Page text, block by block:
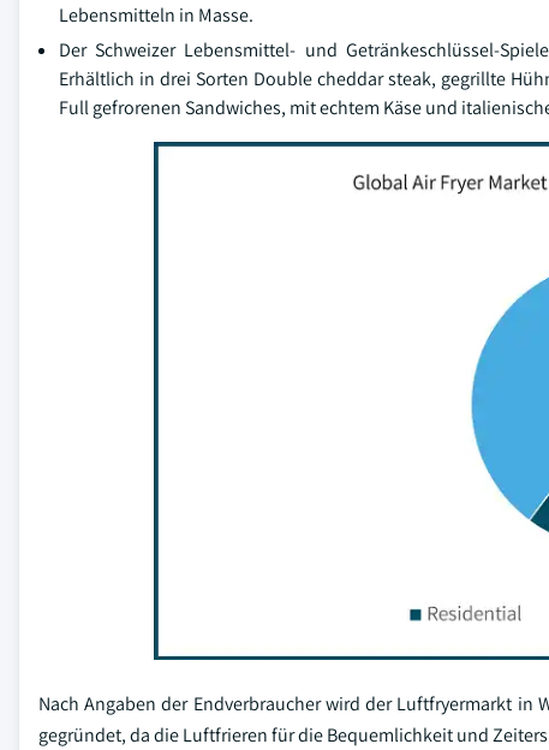
Lebensmitteln in Masse.
Der Schweizer Lebensmittel- und Getränkeschlüssel-
Erhältlich in drei Sorten Double cheddar steak, gegrillte
Full gefrorenen Sandwiches, mit echtem Käse und
Nach Angaben der Endverbraucher wird der Luftfryermarkt in
gegründet, da die Luftfrieren für die Bequemlichkeit und